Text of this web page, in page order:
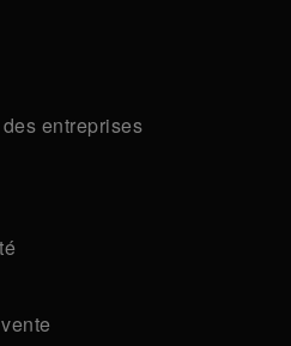
entreprises